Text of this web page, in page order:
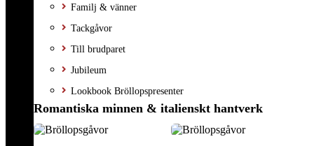
Familj & vänner
Tackgåvor
Till brudparet
Jubileum
Lookbook Bröllopspresenter
Romantiska minnen & italienskt hantverk